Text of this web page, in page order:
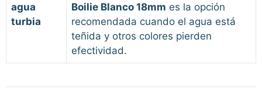
agua
turbia
Boilie Blanco 18mm es la opción
recomendada cuando el agua está
teñida y otros colores pierden
efectividad.